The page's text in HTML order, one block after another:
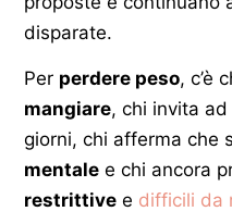
disparate.
Per perdere peso, c’è
mangiare, chi invita ad
giorni, chi afferma che
mentale e chi ancora
restrittive e difficili da